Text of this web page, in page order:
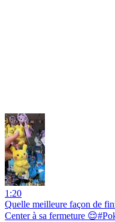
1:20
Quelle meilleure façon de
Center à sa fermeture